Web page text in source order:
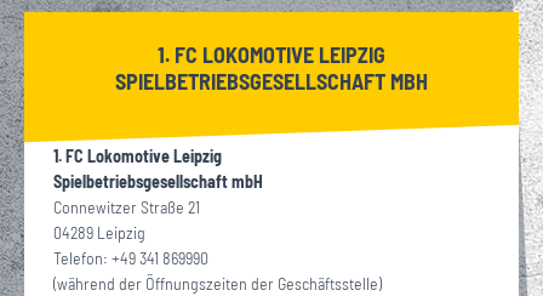
1. FC LOKOMOTIVE LEIPZIG
SPIELBETRIEBSGESELLSCHAFT MBH
1. FC Lokomotive Leipzig
Spielbetriebsgesellschaft mbH
Connewitzer Straße 21
04289 Leipzig
Telefon: +49 341 869990
(während der Öffnungszeiten der Geschäftsstelle)